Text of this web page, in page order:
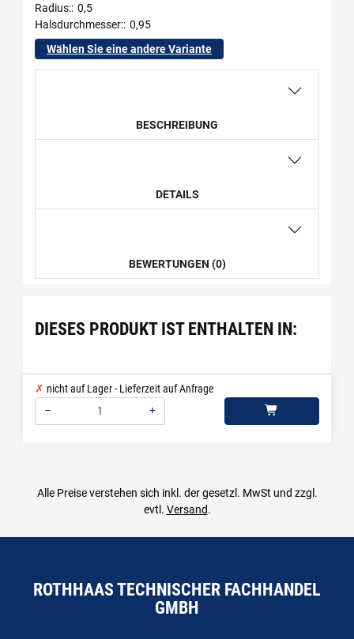
Radius: 0,5
Halsdurchmesser: 0,95
Wählen Sie eine andere Variante
BESCHREIBUNG
DETAILS
BEWERTUNGEN (0)
DIESES PRODUKT IST ENTHALTEN IN:
nicht auf Lager - Lieferzeit auf Anfrage
–
+
Alle Preise verstehen sich inkl. der gesetzl. MwSt und zzgl.
evtl. Versand.
ROTHHAAS TECHNISCHER FACHHANDEL
GMBH